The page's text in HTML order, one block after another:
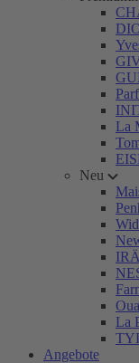
La
Neu
La
Angebote